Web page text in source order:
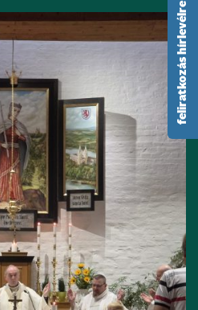
feliratkozás hírlevélre